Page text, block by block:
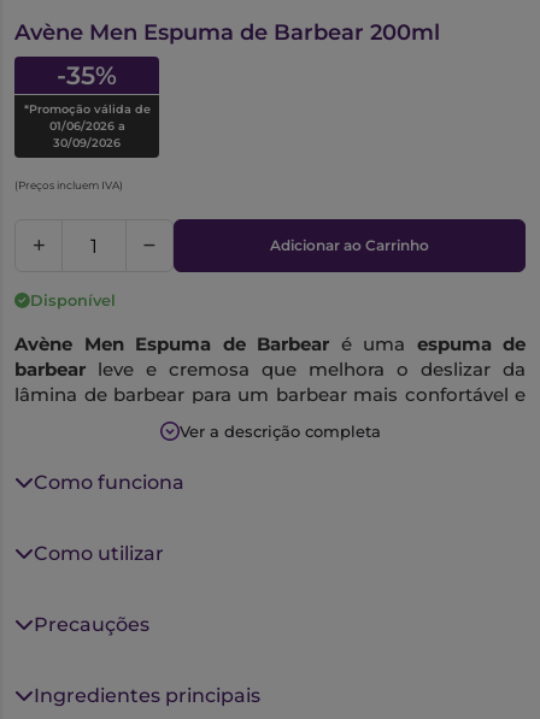
Avène Men Espuma de Barbear 200ml
-35%
*Promoção válida de
01/06/2026 a
30/09/2026
(Preços incluem IVA)
Adicionar ao Carrinho
Disponível
Avène Men Espuma de Barbear é uma espuma de
barbear leve e cremosa que melhora o deslizar da
lâmina de barbear para um barbear mais confortável e
protege a pele da sensação de queimadura provocada
pela lâmina de barbear.
Purifica e reduz o risco de bactérias de pequenos
Sem álcool, a sua fórmula leve, cremosa e levemente
Ver a descrição completa
Como funciona
Como utilizar
Precauções
Ingredientes principais